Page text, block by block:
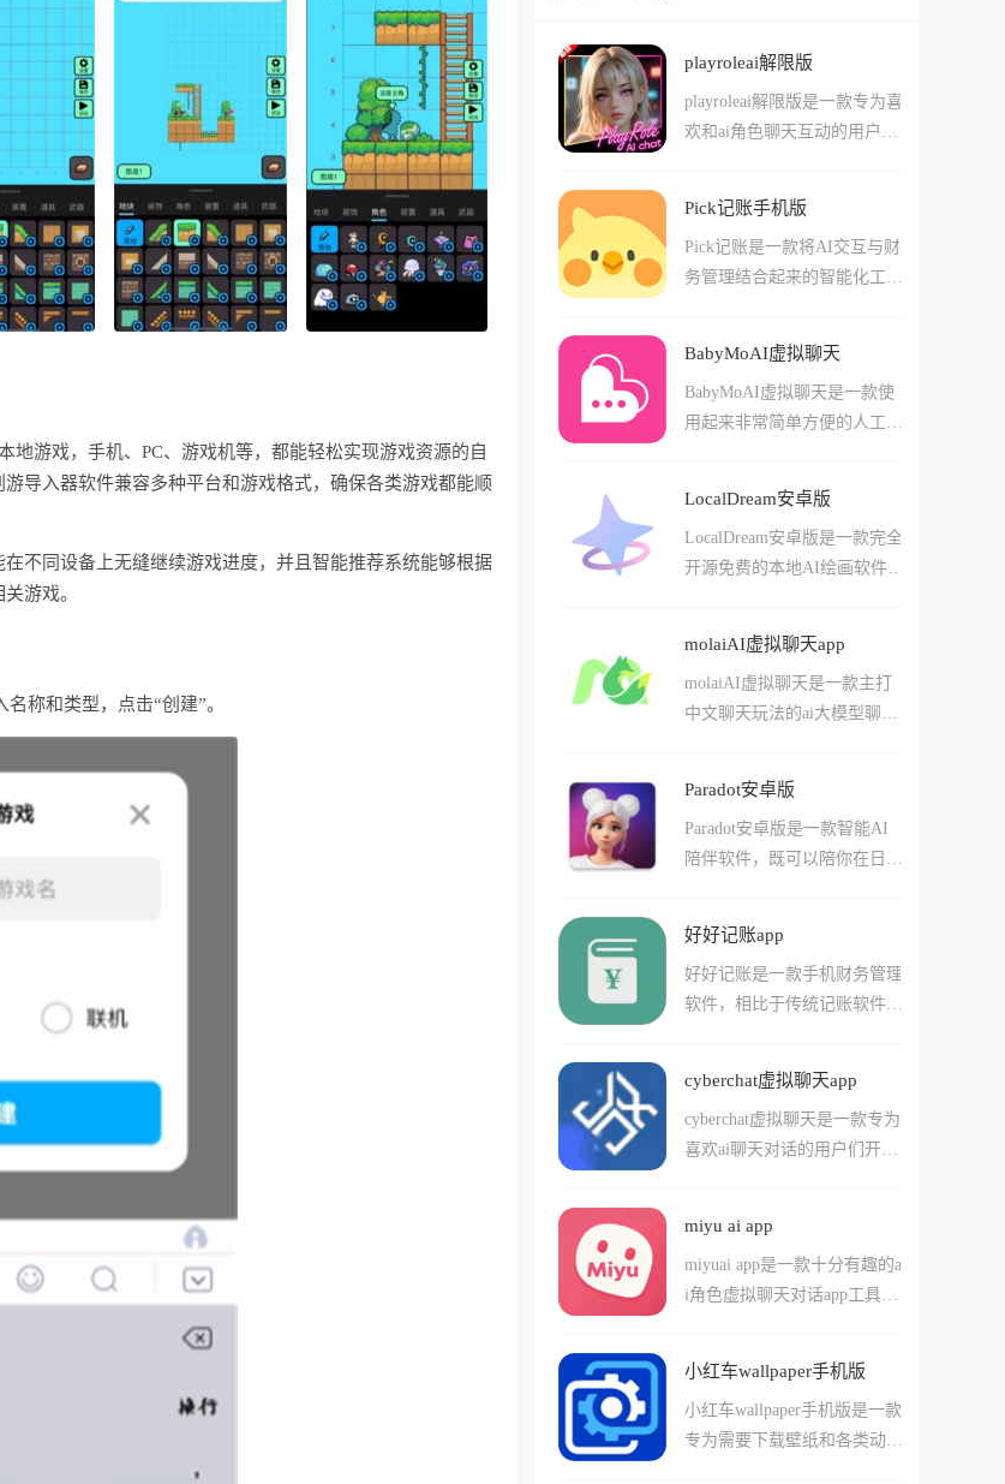
游戏，手机、PC、游戏机等，都能轻松实现游戏资源的自
导入器软件兼容多种平台和游戏格式，确保各类游戏都能顺
不同设备上无缝继续游戏进度，并且智能推荐系统能够根据
游戏。
称和类型，点击“创建”。
playroleai解限版
playroleai解限版是一款专为喜
欢和ai角色聊天互动的用户们
的角色卡和设定来进行交流，
还能选择导入其他人制作的角
色卡或者是各种火爆的其他作
的记忆能力都很持久，能够长
好的衔接上下文和其他的深度
对话内容，让您体验沉浸式的
Pick记账手机版
Pick记账是一款将AI交互与财
务管理结合起来的智能化工具
可以通过语音、截图甚至像发
微信一样跟AI聊天来完成记
账，配合自动同步微信和支付
每一分钱的去向，并自动整理
像刷社交媒体一样轻松有趣。
BabyMoAI虚拟聊天
BabyMoAI虚拟聊天是一款使
用起来非常简单方便的人工智
择不同的ai角色来进行对话，
还能自己创作各种不同养的虚
拟角色。软件中有不少有趣的
工具都是比较有意思的，而且
用法，可以让用户们感觉非常
贴心的使用方法和场景哦!
LocalDream安卓版
LocalDream安卓版是一款完全
开源免费的本地AI绘画软件,
离线运行。软件内置五款优质
AI模型,用户可自由下载使用,
无需联网也能生成高质量图
的风险。LocalDream针对高通
持CPU/NPU/GPU多种运行模
式,提供文本生图、图生图、
调节,即便没有专业绘画基础
molaiAI虚拟聊天app
molaiAI虚拟聊天是一款主打
中文聊天玩法的ai大模型聊天
的进行虚拟聊天。这里有着许
多不同种类的ai智能体角色，
不管是你喜欢的动漫角色还是
轻松的和他们的智能体进行对
角色，当然也可以选择使用软
件当中的ai原创角色功能哦!
Paradot安卓版
Paradot安卓版是一款智能AI
陪伴软件，既可以陪你在日常
色的外观、性格、性别等细
节，软件提供了海量素材库可
以挑选。你可以和AI进行多种
还能帮你规划日程和任务。Pa
住你们之间的对话内容，随着
时间推移建立独一无二的羁
工作助手，这个多功能智能化
好好记账app
好好记账是一款手机财务管理
软件，相比于传统记账软件需
账系统，它能精准识别微信、
支付宝、云闪付的支付回调，
支付完成后秒级生成账单，配
cyberchat虚拟聊天app
cyberchat虚拟聊天是一款专为
喜欢ai聊天对话的用户们开发
喜爱的不同虚拟对象进行互动
对话，还能体验到特别高自由
度的ai创作乐趣，包括能够直
够导入其他人制作的ai角色成
由度都很高，而且还支持用户
们使用包括立绘在内的一系列
miyu ai app
miyuai app是一款十分有趣的a
i角色虚拟聊天对话app工具，
和多个不同的虚拟角色进行聊
天，在游戏中用户们能够选择
自己创作不同类型的ai角色，
小红车wallpaper手机版
小红车wallpaper手机版是一款
专为需要下载壁纸和各类动态